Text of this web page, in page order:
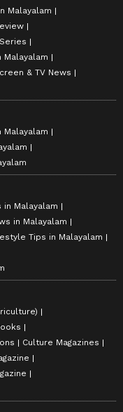
Malayalam
& TV News
Malayalam
Malayalam
in Malayalam
Tips in Malayalam
Culture Magazines